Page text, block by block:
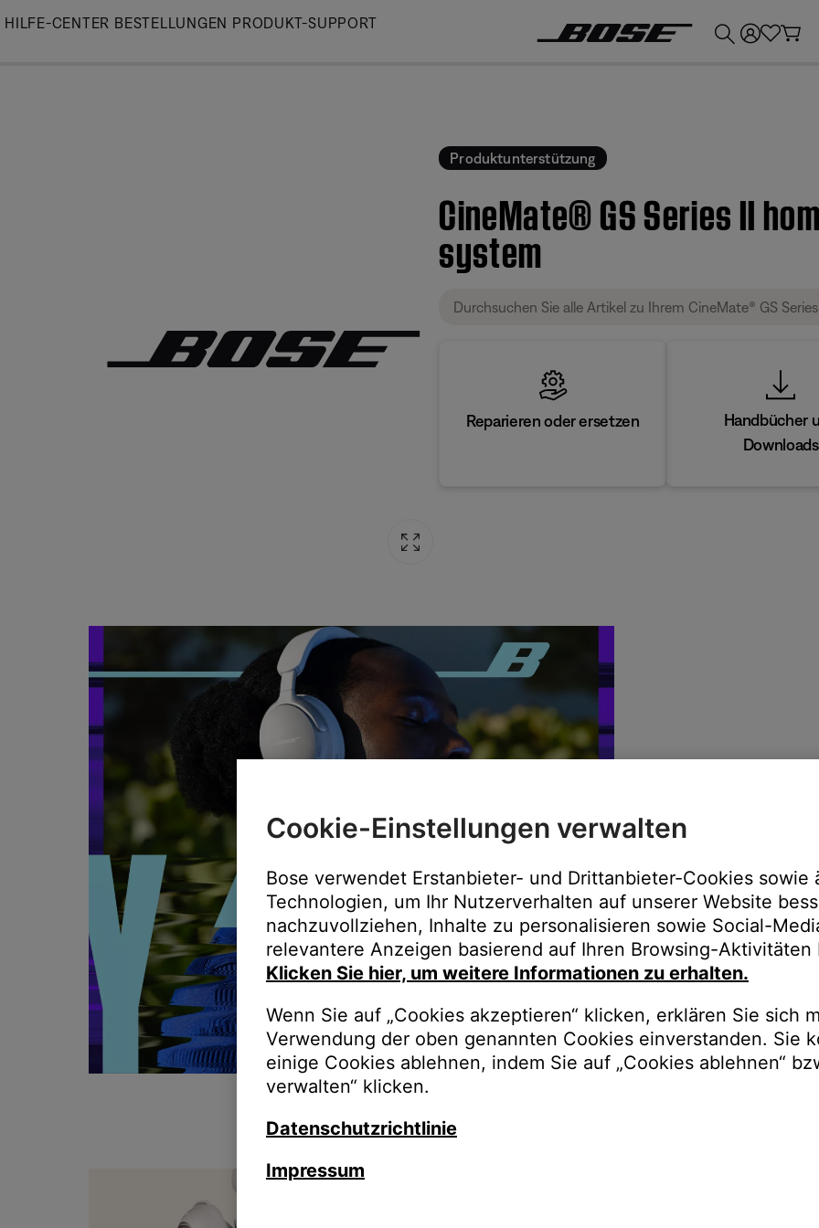
Skip
HILFE-CENTER BESTELLUNGEN PRODUKT-SUPPORT
Produktunterstützung
CineMate® GS Series II
system
Reparieren oder ersetzen
Handbücher
Downloads
Immer der
Upgrades,
Bestellungen
Cookie-Einstellungen verwalten
Bose verwendet Erstanbieter- und Drittanbieter-Cookies sowie
Technologien, um Ihr Nutzerverhalten auf unserer Website
nachzuvollziehen, Inhalte zu personalisieren sowie Social-
relevantere Anzeigen basierend auf Ihren Browsing-Aktivitäten
Klicken Sie hier, um weitere Informationen zu erhalten.
Wenn Sie auf „Cookies akzeptieren“ klicken, erklären Sie sich
Verwendung der oben genannten Cookies einverstanden. Sie
einige Cookies ablehnen, indem Sie auf „Cookies ablehnen“
verwalten“ klicken.
Datenschutzrichtlinie
Impressum